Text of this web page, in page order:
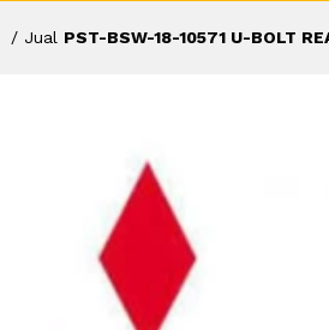
Jual PST-BSW-18-10571 U-BOLT